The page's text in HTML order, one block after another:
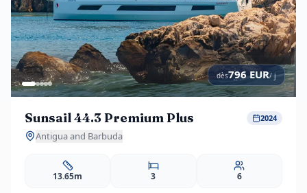
dès796 EUR/ j
Sunsail 44.3 Premium Plus 2024
Antigua and Barbuda
13.65m 3 6